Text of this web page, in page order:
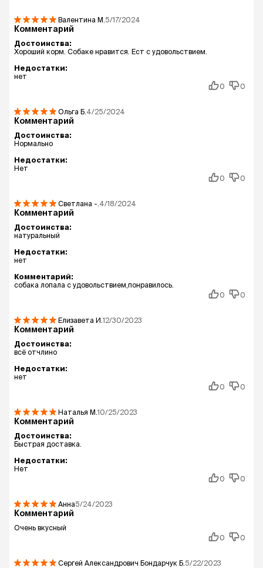
Валентина М. 5/17/2024
Комментарий
Достоинства:
Хороший корм. Собаке нравится. Ест с удовольствием.
Недостатки:
нет
0
0
Ольга Б. 4/25/2024
Комментарий
Достоинства:
Нормально
Недостатки:
Нет
0
0
Светлана -. 4/18/2024
Комментарий
Достоинства:
натуральный
Недостатки:
нет
Комментарий:
собака лопала с удовольствием,понравилось.
0
0
Елизавета И.12/30/2023
Комментарий
Достоинства:
всё отчлино
Недостатки:
нет
0
0
Наталья М.10/25/2023
Комментарий
Достоинства:
Быстрая доставка.
Недостатки:
Нет
0
0
Анна5/24/2023
Комментарий
Очень вкусный
0
0
Сергей Александрович Бондарчук Б. 5/22/2023